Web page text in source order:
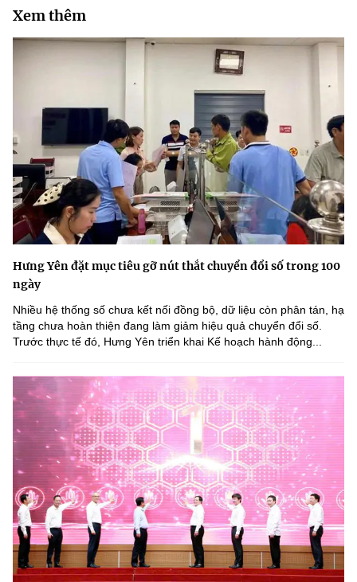
Xem thêm
Hưng Yên đặt mục tiêu gỡ nút thắt chuyển đổi số trong 100
ngày
Nhiều hệ thống số chưa kết nối đồng bộ, dữ liệu còn phân tán, hạ
tầng chưa hoàn thiện đang làm giảm hiệu quả chuyển đổi số.
Trước thực tế đó, Hưng Yên triển khai Kế hoạch hành động...